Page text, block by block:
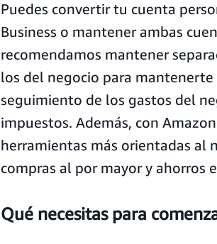
Puedes convertir tu cuenta
Business o mantener ambas
recomendamos mantener
los del negocio para
seguimiento de los gastos del
impuestos. Además, con
herramientas más orientadas al
compras al por mayor y ahorros
Qué necesitas para